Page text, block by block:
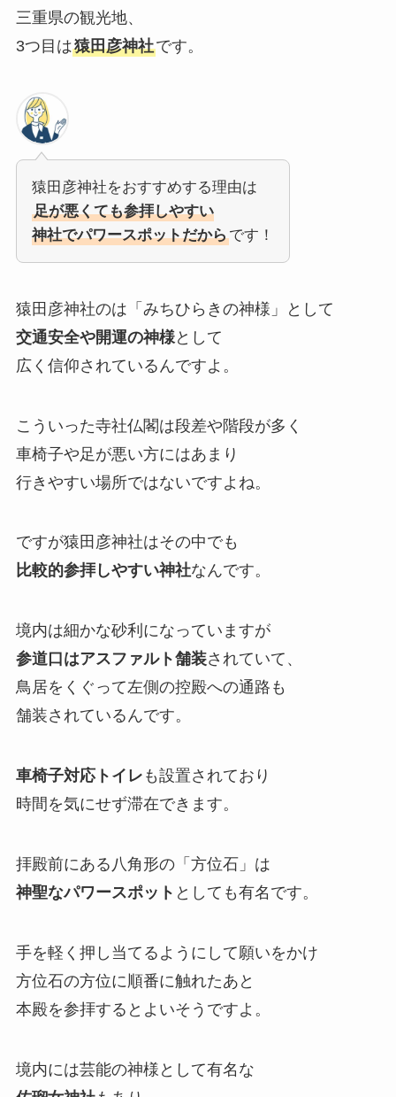
三重県の観光地、
3つ目は猿田彦神社です。
猿田彦神社をおすすめする理由は
足が悪くても参拝しやすい
神社でパワースポットだからです！
猿田彦神社のは「みちひらきの神様」として
交通安全や開運の神様として
広く信仰されているんですよ。
こういった寺社仏閣は段差や階段が多く
車椅子や足が悪い方にはあまり
行きやすい場所ではないですよね。
ですが猿田彦神社はその中でも
比較的参拝しやすい神社なんです。
境内は細かな砂利になっていますが
参道口はアスファルト舗装されていて、
鳥居をくぐって左側の控殿への通路も
舗装されているんです。
車椅子対応トイレ も設置されており
時間を気にせず滞在できます。
拝殿前にある八角形の「方位石」は
神聖なパワースポット としても有名です。
手を軽く押し当てるようにして願いをかけ
方位石の方位に順番に触れたあと
本殿を参拝するとよいそうですよ。
境内には芸能の神様として有名な